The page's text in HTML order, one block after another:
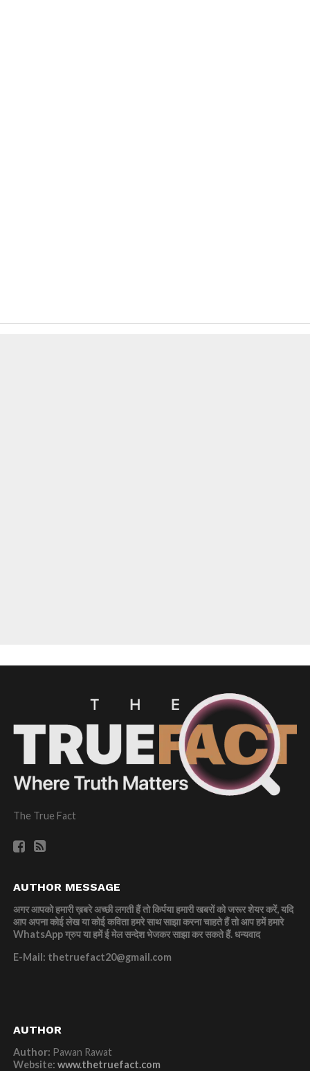
The True Fact
AUTHOR MESSAGE
अगर आपको हमारी ख़बरे अच्छी लगती हैं तो किर्पया हमारी खबरों को जरूर शेयर करें, यदि
आप अपना कोई लेख या कोई कविता हमरे साथ साझा करना चाहते हैं तो आप हमें हमारे
WhatsApp ग्रुप या हमें ई मेल सन्देश भेजकर साझा कर सकते हैं.धन्यवाद
E-Mail: thetruefact20@gmail.com
AUTHOR
Author: Pawan Rawat
Website: www.thetruefact.com